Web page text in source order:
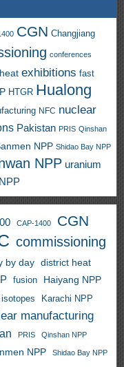
CGN Changjiang
conferences
exhibitions fast
HTGR Hualong
NFC nuclear
Pakistan PRIS Qinshan
NPP Shidao Bay NPP
NPP uranium
CAP-1400 CGN
commissioning
by day district heat
fusion Haiyang NPP
isotopes Karachi NPP
manufacturing
PRIS Qinshan NPP
NPP Shidao Bay NPP